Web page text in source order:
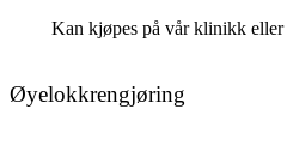
Kan kjøpes på vår klinikk
Øyelokkrengjøring